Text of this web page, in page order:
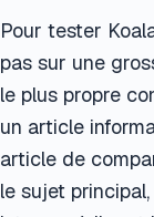
Pour tester
pas sur une
le plus propre
un article
article de
le sujet